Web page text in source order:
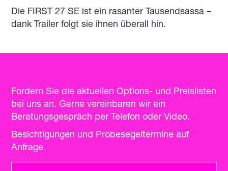
Die FIRST 27 SE ist ein rasanter Tausendsassa –
dank Trailer folgt sie ihnen überall hin.
Fordern Sie die aktuellen Options- und Preislisten
bei uns an. Gerne vereinbaren wir ein
Beratungsgespräch per Telefon oder Video.
Besichtigungen und Probesegeltermine auf
Anfrage.